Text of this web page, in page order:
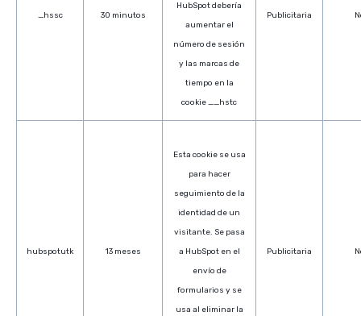
_hssc 30 minutos
HubSpot debería
aumentar el
número de sesión
y las marcas de
tiempo en la
cookie __hstc
Publicitaria
hubspotutk 13 meses
Esta cookie se usa
para hacer
seguimiento de la
identidad de un
visitante. Se pasa
a HubSpot en el
envío de
formularios y se
usa al eliminar la
Publicitaria